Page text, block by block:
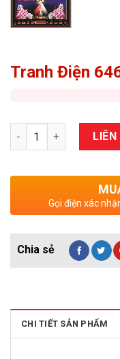
Tranh Điện
Số lượng LIÊN
Gọi điện xác
CHI TIẾT SẢN PHẨM